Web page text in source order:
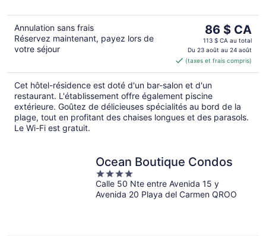
Annulation sans frais
Réservez maintenant, payez lors de
votre séjour
Le
prix
est
de 86 $ CA
par
nuit
86 $ CA
113 $ CA au total
Du 23 août au 24 août
(taxes et frais compris)
Cet hôtel-résidence est doté d'un bar-salon et d'un
restaurant. L'établissement offre également piscine
extérieure. Goûtez de délicieuses spécialités au bord de la
plage, tout en profitant des chaises longues et des parasols.
Le Wi-Fi est gratuit.
Ocean Boutique Condos
4
out
of
Calle 50 Nte entre Avenida 15 y
Avenida 20 Playa del Carmen QROO